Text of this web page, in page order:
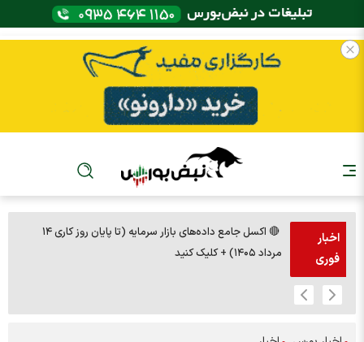
اخبار
فوری
🔴 اکسل جامع داده‌های بازار سرمایه (تا پایان روز کاری ۱۴
مرداد ۱۴۰۵) + کلیک کنید